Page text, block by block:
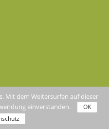
- Die
Mit dem Weitersurfen auf dieser
einverstanden.
OK